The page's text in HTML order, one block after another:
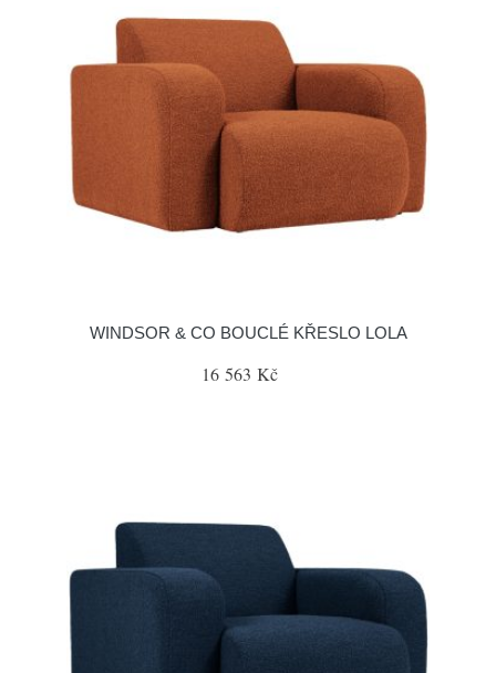
WINDSOR & CO BOUCLÉ KŘESLO LOLA
16 563 Kč